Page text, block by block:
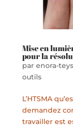
Mise en
pour la
par enora-
outils
L’HTSMA
demandez
travailler est